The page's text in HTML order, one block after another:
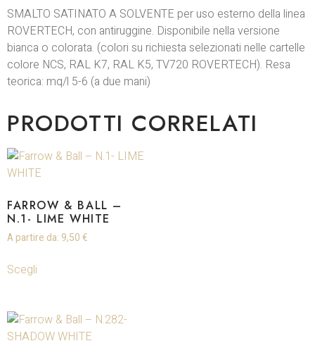
SMALTO SATINATO A SOLVENTE per uso esterno della linea
ROVERTECH, con antiruggine. Disponibile nella versione
bianca o colorata. (colori su richiesta selezionati nelle cartelle
colore NCS, RAL K7, RAL K5, TV720 ROVERTECH). Resa
teorica: mq/l 5-6 (a due mani)
PRODOTTI CORRELATI
FARROW & BALL –
N.1- LIME WHITE
A partire da: 9,50 €
Scegli